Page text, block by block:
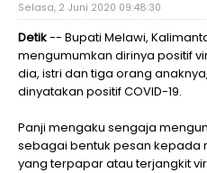
Selasa, 2 Juni 2020 09:48:30
Detik-- Bupati Melawi,
mengumumkan dirinya positif
dia, istri dan tiga orang
dinyatakan positif COVID-19.
Panji mengaku sengaja
sebagai bentuk pesan kepada
yang terpapar atau terjangkit